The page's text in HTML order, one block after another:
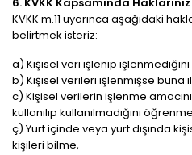
KVKK m.11 uyarınca aşağıdaki
belirtmek isteriz:
a) Kişisel veri işlenip
b) Kişisel verileri işlenmişse buna
c) Kişisel verilerin işlenme
kullanılıp kullanılmadığını
ç) Yurt içinde veya yurt dışında
kişileri bilme,